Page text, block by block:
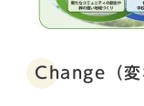
Change（変